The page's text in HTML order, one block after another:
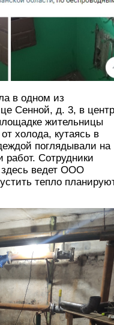
в одном из
Сенной, д. 3, в
жительницы
холода, кутаясь в
поглядывали на
работ. Сотрудники
здесь ведет ООО
тепло